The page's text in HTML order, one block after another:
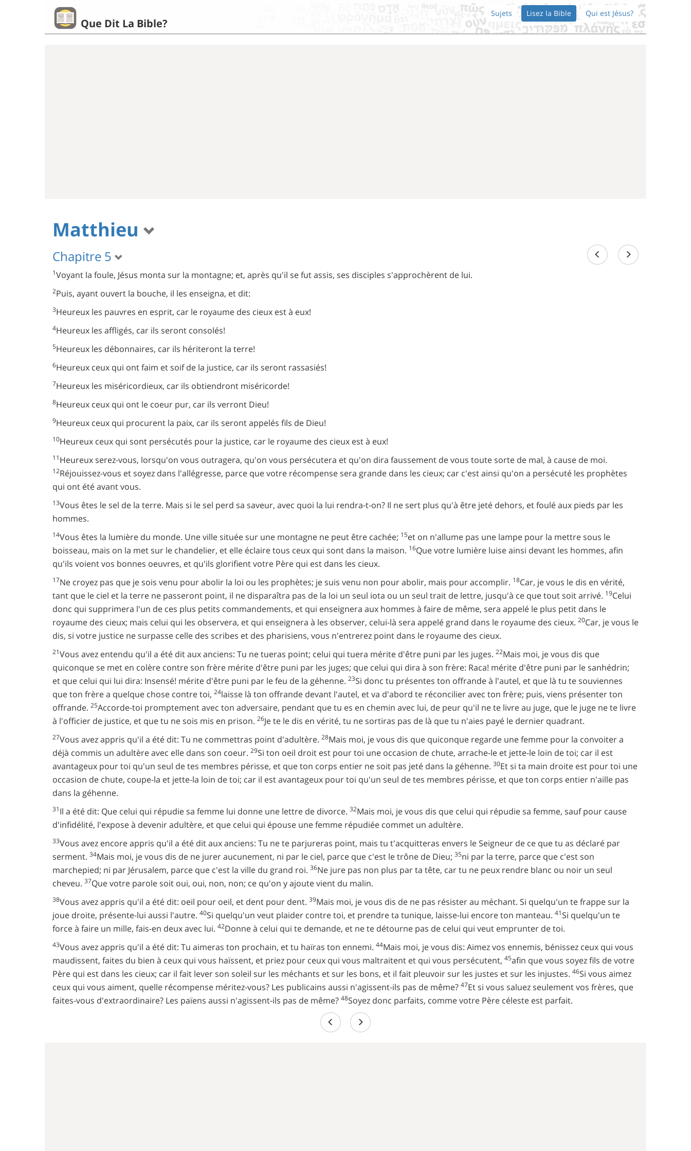
Que Dit La Bible?
Sujets Lisez la Bible Qui est Jésus?
Matthieu
Chapitre 5
1Voyant la foule, Jésus monta sur la montagne; et, après qu'il se fut assis, ses disciples s'approchèrent de lui.
2Puis, ayant ouvert la bouche, il les enseigna, et dit:
3Heureux les pauvres en esprit, car le royaume des cieux est à eux!
4Heureux les affligés, car ils seront consolés!
5Heureux les débonnaires, car ils hériteront la terre!
6Heureux ceux qui ont faim et soif de la justice, car ils seront rassasiés!
7Heureux les miséricordieux, car ils obtiendront miséricorde!
8Heureux ceux qui ont le coeur pur, car ils verront Dieu!
9Heureux ceux qui procurent la paix, car ils seront appelés fils de Dieu!
10Heureux ceux qui sont persécutés pour la justice, car le royaume des cieux est à eux!
11Heureux serez-vous, lorsqu'on vous outragera, qu'on vous persécutera et qu'on dira faussement de vous toute sorte de mal, à cause de moi.
12Réjouissez-vous et soyez dans l'allégresse, parce que votre récompense sera grande dans les cieux; car c'est ainsi qu'on a persécuté les prophètes
qui ont été avant vous.
13Vous êtes le sel de la terre. Mais si le sel perd sa saveur, avec quoi la lui rendra-t-on? Il ne sert plus qu'à être jeté dehors, et foulé aux pieds par les
hommes.
14Vous êtes la lumière du monde. Une ville située sur une montagne ne peut être cachée; 15et on n'allume pas une lampe pour la mettre sous le
boisseau, mais on la met sur le chandelier, et elle éclaire tous ceux qui sont dans la maison. 16Que votre lumière luise ainsi devant les hommes, afin
qu'ils voient vos bonnes oeuvres, et qu'ils glorifient votre Père qui est dans les cieux.
17Ne croyez pas que je sois venu pour abolir la loi ou les prophètes; je suis venu non pour abolir, mais pour accomplir. 18Car, je vous le dis en vérité,
tant que le ciel et la terre ne passeront point, il ne disparaîtra pas de la loi un seul iota ou un seul trait de lettre, jusqu'à ce que tout soit arrivé. 19Celui
donc qui supprimera l'un de ces plus petits commandements, et qui enseignera aux hommes à faire de même, sera appelé le plus petit dans le
royaume des cieux; mais celui qui les observera, et qui enseignera à les observer, celui-là sera appelé grand dans le royaume des cieux. 20Car, je vous le
dis, si votre justice ne surpasse celle des scribes et des pharisiens, vous n'entrerez point dans le royaume des cieux.
21Vous avez entendu qu'il a été dit aux anciens: Tu ne tueras point; celui qui tuera mérite d'être puni par les juges. 22Mais moi, je vous dis que
quiconque se met en colère contre son frère mérite d'être puni par les juges; que celui qui dira à son frère: Raca! mérite d'être puni par le sanhédrin;
et que celui qui lui dira: Insensé! mérite d'être puni par le feu de la géhenne. 23Si donc tu présentes ton offrande à l'autel, et que là tu te souviennes
que ton frère a quelque chose contre toi, 24laisse là ton offrande devant l'autel, et va d'abord te réconcilier avec ton frère; puis, viens présenter ton
offrande. 25Accorde-toi promptement avec ton adversaire, pendant que tu es en chemin avec lui, de peur qu'il ne te livre au juge, que le juge ne te livre
à l'officier de justice, et que tu ne sois mis en prison. 26Je te le dis en vérité, tu ne sortiras pas de là que tu n'aies payé le dernier quadrant.
27Vous avez appris qu'il a été dit: Tu ne commettras point d'adultère. 28Mais moi, je vous dis que quiconque regarde une femme pour la convoiter a
déjà commis un adultère avec elle dans son coeur. 29Si ton oeil droit est pour toi une occasion de chute, arrache-le et jette-le loin de toi; car il est
avantageux pour toi qu'un seul de tes membres périsse, et que ton corps entier ne soit pas jeté dans la géhenne. 30Et si ta main droite est pour toi une
occasion de chute, coupe-la et jette-la loin de toi; car il est avantageux pour toi qu'un seul de tes membres périsse, et que ton corps entier n'aille pas
dans la géhenne.
31Il a été dit: Que celui qui répudie sa femme lui donne une lettre de divorce. 32Mais moi, je vous dis que celui qui répudie sa femme, sauf pour cause
d'infidélité, l'expose à devenir adultère, et que celui qui épouse une femme répudiée commet un adultère.
33Vous avez encore appris qu'il a été dit aux anciens: Tu ne te parjureras point, mais tu t'acquitteras envers le Seigneur de ce que tu as déclaré par
serment. 34Mais moi, je vous dis de ne jurer aucunement, ni par le ciel, parce que c'est le trône de Dieu; 35ni par la terre, parce que c'est son
marchepied; ni par Jérusalem, parce que c'est la ville du grand roi. 36Ne jure pas non plus par ta tête, car tu ne peux rendre blanc ou noir un seul
cheveu. 37Que votre parole soit oui, oui, non, non; ce qu'on y ajoute vient du malin.
38Vous avez appris qu'il a été dit: oeil pour oeil, et dent pour dent. 39Mais moi, je vous dis de ne pas résister au méchant. Si quelqu'un te frappe sur la
joue droite, présente-lui aussi l'autre. 40Si quelqu'un veut plaider contre toi, et prendre ta tunique, laisse-lui encore ton manteau. 41Si quelqu'un te
force à faire un mille, fais-en deux avec lui. 42Donne à celui qui te demande, et ne te détourne pas de celui qui veut emprunter de toi.
43Vous avez appris qu'il a été dit: Tu aimeras ton prochain, et tu haïras ton ennemi. 44Mais moi, je vous dis: Aimez vos ennemis, bénissez ceux qui vous
maudissent, faites du bien à ceux qui vous haïssent, et priez pour ceux qui vous maltraitent et qui vous persécutent, 45afin que vous soyez fils de votre
Père qui est dans les cieux; car il fait lever son soleil sur les méchants et sur les bons, et il fait pleuvoir sur les justes et sur les injustes. 46Si vous aimez
ceux qui vous aiment, quelle récompense méritez-vous? Les publicains aussi n'agissent-ils pas de même? 47Et si vous saluez seulement vos frères, que
faites-vous d'extraordinaire? Les païens aussi n'agissent-ils pas de même? 48Soyez donc parfaits, comme votre Père céleste est parfait.